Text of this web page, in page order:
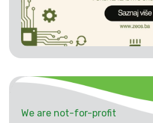
We are not-for-profit